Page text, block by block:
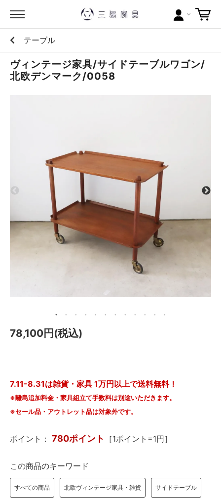
カテゴリー
ブランドから探す
ポイントについて
配送料について
ラッピングについて
メールマガジン
Instagram
テーブル
ヴィンテージ家具/サイドテーブルワゴン/
北欧デンマーク/0058
78,100円(税込)
7.11-8.31は雑貨・家具 1万円以上で送料無料！
※離島追加料金・家具組立て手数料は別途いただきます。
※セール品・アウトレット品は対象外です。
ポイント： 780ポイント ［1ポイント=1円］
この商品のキーワード
すべての商品 北欧ヴィンテージ家具・雑貨 サイドテーブル